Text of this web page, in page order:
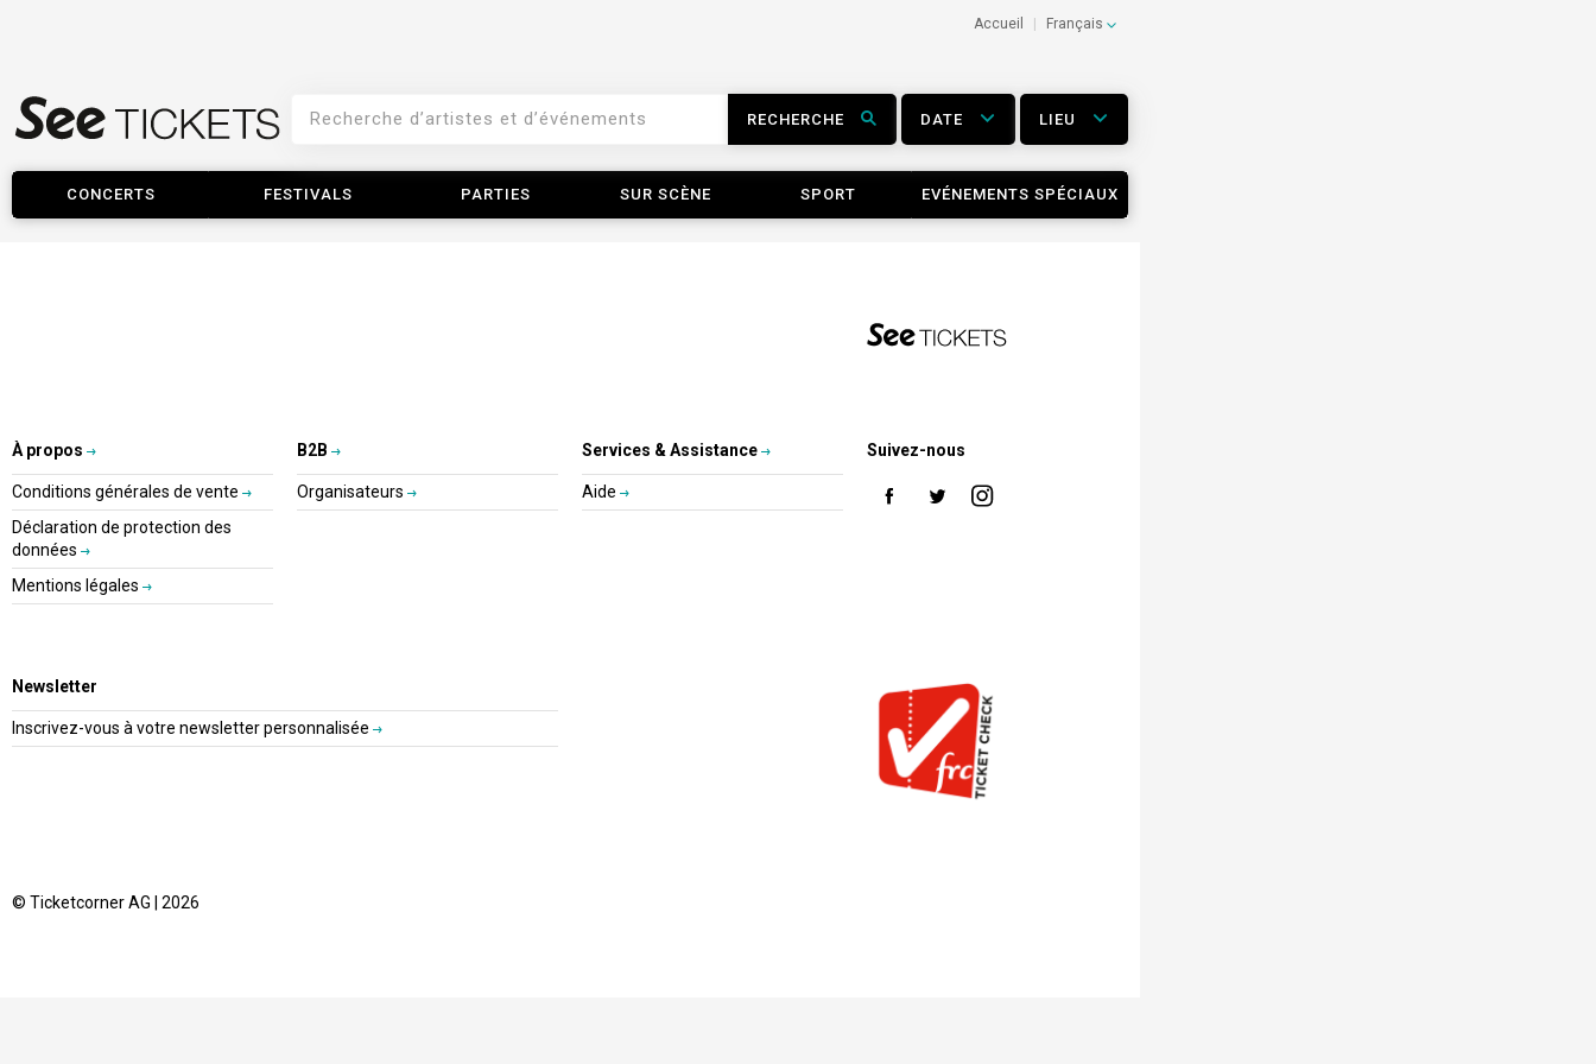
Accueil Français
RECHERCHE DATE LIEU
CONCERTS FESTIVALS PARTIES SUR SCÈNE SPORT EVÉNEMENTS SPÉCIAUX
À propos
Conditions générales de vente
Déclaration de protection des
données
Mentions légales
B2B
Organisateurs
Services & Assistance
Aide
Suivez-nous
Newsletter
Inscrivez-vous à votre newsletter personnalisée
© Ticketcorner AG | 2026